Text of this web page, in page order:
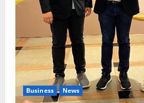
Business News